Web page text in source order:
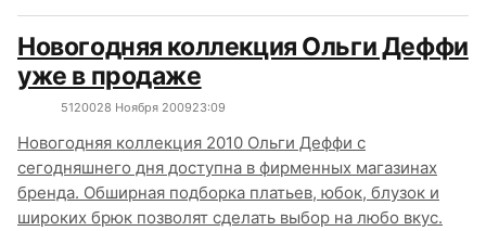
Новогодняя коллекция Ольги Деффи
уже в продаже
5120028 Ноября 200923:09
Новогодняя коллекция 2010 Ольги Деффи с
сегодняшнего дня доступна в фирменных магазинах
бренда. Обширная подборка платьев, юбок, блузок и
широких брюк позволят сделать выбор на любо вкус.